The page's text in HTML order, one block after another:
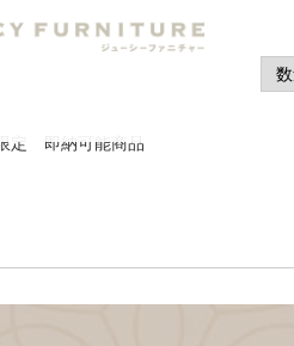
定 即納可能商品